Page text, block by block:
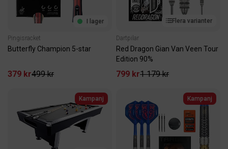
I lager
Pingisracket
Butterfly Champion 5-star
379 kr499 kr
Flera varianter
Dartpilar
Red Dragon Gian Van Veen Tour
Edition 90%
799 kr1 179 kr
Kampanj Kampanj